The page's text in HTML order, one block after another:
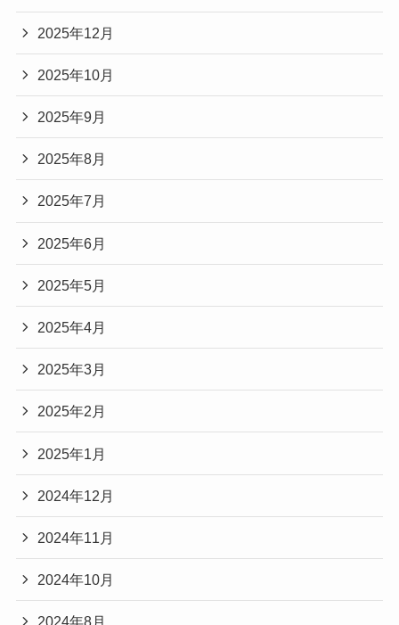
2025年12月
2025年10月
2025年9月
2025年8月
2025年7月
2025年6月
2025年5月
2025年4月
2025年3月
2025年2月
2025年1月
2024年12月
2024年11月
2024年10月
2024年8月